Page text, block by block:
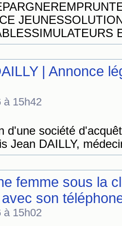
| Annonce
à 15h42
d'une société
Jean DAILLY,
femme sous la
son
à 15h02